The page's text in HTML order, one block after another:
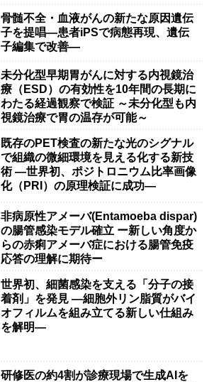
骨髄不全・血液がんの新たな原因遺伝
子を提唱―患者iPSで病態再現、遺伝
子編集で改善―
未分化型早期胃がんに対する内視鏡治
療（ESD）の有効性を10年間の長期に
わたる経過観察で検証 ～未分化型も内
視鏡治療で胃の温存が可能～
既存のPET検査の新たな光のシグナル
で組織の微細環境を見える化する新技
術 ―世界初、ポジトロニウム比率画像
化（PRI）の原理検証に成功―
非病原性アメーバ(Entamoeba dispar)
の腸管感染モデル確立 ー新しい角度か
らの赤痢アメーバ症における腸管免疫
応答の理解に期待ー
世界初、細菌感染を支える「分子の接
着剤」を発見 ―細胞外リン脂質がバイ
オフィルムを組み立てる新しい仕組み
を解明―
研修医の約4割が診療現場で生成AIを